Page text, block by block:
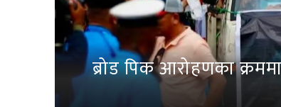
ब्रोड पिक आरोहणका